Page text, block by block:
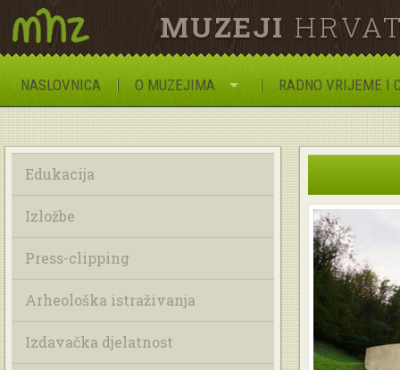
MUZEJI
NASLOVNICA O MUZEJIMA RADNO VRIJEME I
Edukacija
Izložbe
Press-clipping
Arheološka istraživanja
Izdavačka djelatnost